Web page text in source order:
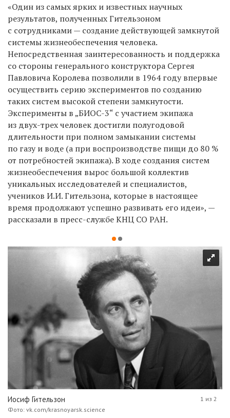
«Один из самых ярких и известных научных
результатов, полученных Гительзоном
с сотрудниками — создание действующей замкнутой
системы жизнеобеспечения человека.
Непосредственная заинтересованность и поддержка
со стороны генерального конструктора Сергея
Павловича Королева позволили в 1964 году впервые
осуществить серию экспериментов по созданию
таких систем высокой степени замкнутости.
Эксперименты в „БИОС-3“ с участием экипажа
из двух-трех человек достигли полугодовой
длительности при полном замыкании системы
по газу и воде (а при воспроизводстве пищи до 80 %
от потребностей экипажа). В ходе создания систем
жизнеобеспечения вырос большой коллектив
уникальных исследователей и специалистов,
учеников И.И. Гительзона, которые в настоящее
время продолжают успешно развивать его идеи», —
рассказали в пресс-службе КНЦ СО РАН.
Иосиф Гительзон
Фото: vk.com/krasnoyarsk.science
1 из 2